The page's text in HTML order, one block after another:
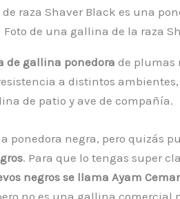
Foto de una gallina de la raza
de gallina ponedora de plumas
a distintos
de patio y ave de compañía.
ponedora negra, pero quizás
. Para que lo tengas super
negros se llama Ayam